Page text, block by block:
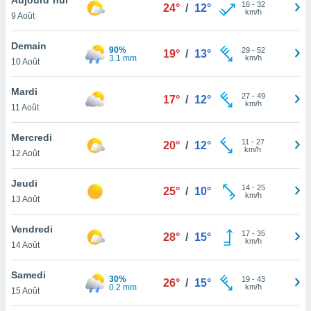
et
»,
au
vous
qu'ils
ou
le
ainsi
un
la
du
9 Août
24° / 12° 16- 32
km/h
Demain
10 Août
90%
3.1 mm
19° / 13° 29- 52
km/h
Mardi
11 Août
17° / 12° 27- 49
km/h
Mercredi
12 Août
20° / 12° 11 - 27
km/h
Jeudi
13 Août
25° / 10° 14- 25
km/h
Vendredi
14 Août
28° / 15° 17- 35
km/h
Samedi
15 Août
30%
0.2 mm
26° / 15° 19- 43
km/h